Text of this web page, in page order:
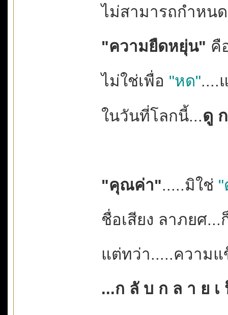
ไม่สามารถกำหน
"ความยืดหยุ่น" คื
ไม่ใช่เพื่อ "หด"....
ในวันที่โลกนี้...ดู
"คุณค่า".....มิใช่
ชื่อเสียง ลาภยศ
แต่ทว่า.....ความ
...ก ลั บ ก ล า ย